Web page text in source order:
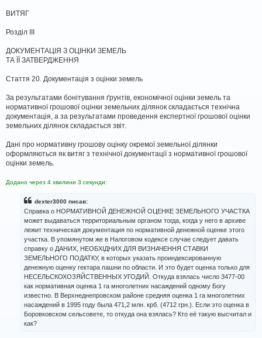
ВИТЯГ
Розділ III
ДОКУМЕНТАЦІЯ З ОЦІНКИ ЗЕМЕЛЬ
ТА ЇЇ ЗАТВЕРДЖЕННЯ
Стаття 20. Документація з оцінки земель
За результатами бонітування ґрунтів, економічної оцінки земель та
нормативної грошової оцінки земельних ділянок складається технічна
документація, а за результатами проведення експертної грошової оцінки
земельних ділянок складається звіт.
Дані про нормативну грошову оцінку окремої земельної ділянки
оформляються як витяг з технічної документації з нормативної грошової
оцінки земель.
Додано через 4 хвилини 3 секунди:
dexter3000 писав:
Справка о НОРМАТИВНОЙ ДЕНЕЖНОЙ ОЦЕНКЕ ЗЕМЕЛЬНОГО УЧАСТКА
может выдаваться территориальным органом тогда, когда у него в архиве
лежит техническая документация по нормативной денежной оценке этого
участка. В упомянутом же в Налоговом кодексе случае следует давать
справку о ДАНИХ, НЕОБХІДНИХ ДЛЯ ВИЗНАЧЕННЯ СТАВКИ
ЗЕМЕЛЬНОГО ПОДАТКУ, в которых указать проиндексированную
денежную оценку гектара пашни по области. И это будет оценка только для
НЕСЕЛЬСКОХОЗЯЙСТВЕННЫХ УГОДИЙ. Откуда взялась число 3477-00
как нормативная оценка 1 га многолетних насаждений одному Богу
известно. В Верхнеднепровском районе средняя оценка 1 га многолетних
насаждений в 1995 году была 471,2 млн. крб. (4712 грн.). Если это оценка в
Боровковском сельсовете, то откуда она взялась? Кто её такую высчитал и
как?